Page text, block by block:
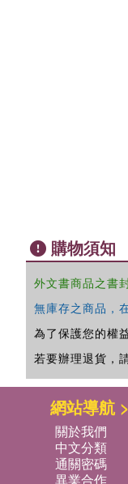
購物須知
外文書商品之書
無庫存之商品，
為了保護您的權
若要辦理退貨，
網站導航
關於我們
中文分類
通關密碼
異業合作